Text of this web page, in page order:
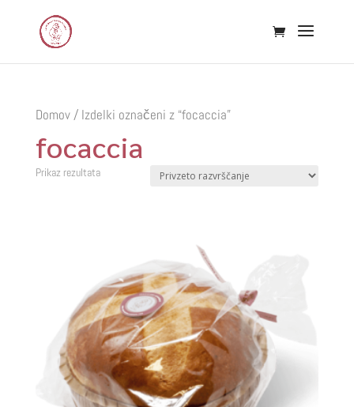
Domov/ Izdelki označeni z “focaccia”
focaccia
Prikaz rezultata